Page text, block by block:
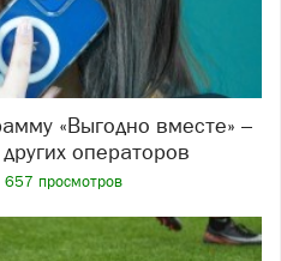
операторов
657 просмотров